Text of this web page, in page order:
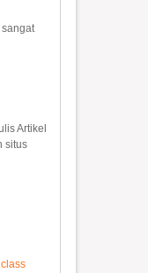
Artikel
situs